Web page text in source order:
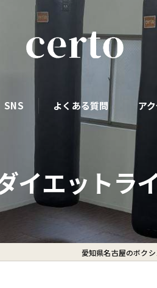
SNS よくある質問 ア
イエットラ
愛知県名古屋のボク